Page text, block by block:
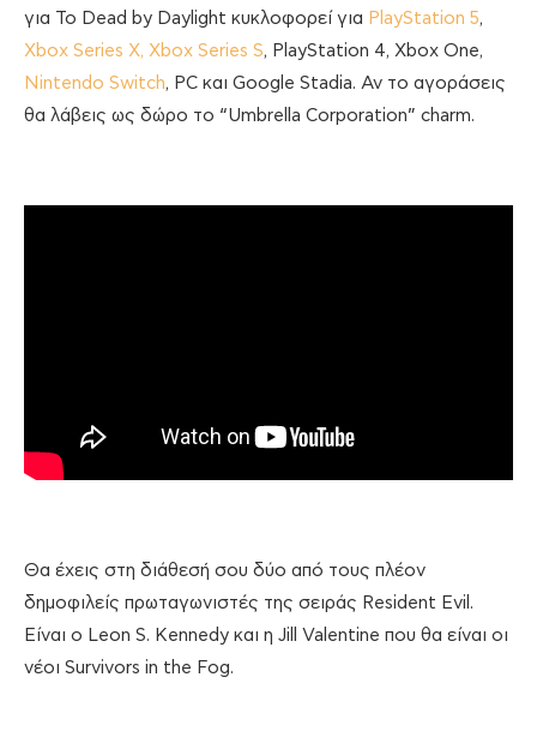
για Το Dead by Daylight κυκλοφορεί για PlayStation 5,
Xbox Series X, Xbox Series S, PlayStation 4, Xbox One,
Nintendo Switch, PC και Google Stadia. Αν το αγοράσεις
θα λάβεις ως δώρο το “Umbrella Corporation” charm.
Θα έχεις στη διάθεσή σου δύο από τους πλέον
δημοφιλείς πρωταγωνιστές της σειράς Resident Evil.
Είναι ο Leon S. Kennedy και η Jill Valentine που θα είναι οι
νέοι Survivors in the Fog.